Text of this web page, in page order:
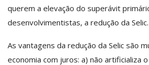
querem a elevação do superávit
desenvolvimentistas, a redução da Selic.
As vantagens da redução da Selic são
economia com juros: a) não artificializa